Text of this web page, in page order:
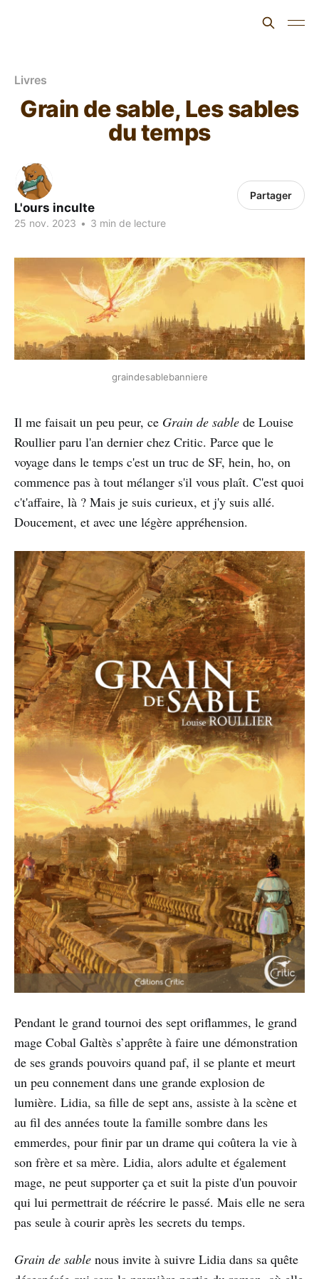
Livres
Grain de sable, Les sables
du temps
L'ours inculte
25 nov. 2023 • 3 min de lecture
Partager
graindesablebanniere
Il me faisait un peu peur, ce Grain de sable de Louise
Roullier paru l'an dernier chez Critic. Parce que le
voyage dans le temps c'est un truc de SF, hein, ho, on
commence pas à tout mélanger s'il vous plaît. C'est quoi
c't'affaire, là ? Mais je suis curieux, et j'y suis allé.
Doucement, et avec une légère appréhension.
Pendant le grand tournoi des sept oriflammes, le grand
mage Cobal Galtès s’apprête à faire une démonstration
de ses grands pouvoirs quand paf, il se plante et meurt
un peu connement dans une grande explosion de
lumière. Lidia, sa fille de sept ans, assiste à la scène et
au fil des années toute la famille sombre dans les
emmerdes, pour finir par un drame qui coûtera la vie à
son frère et sa mère. Lidia, alors adulte et également
mage, ne peut supporter ça et suit la piste d'un pouvoir
qui lui permettrait de réécrire le passé. Mais elle ne sera
pas seule à courir après les secrets du temps.
Grain de sable nous invite à suivre Lidia dans sa quête